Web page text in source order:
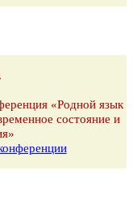
«Родной язык
состояние и